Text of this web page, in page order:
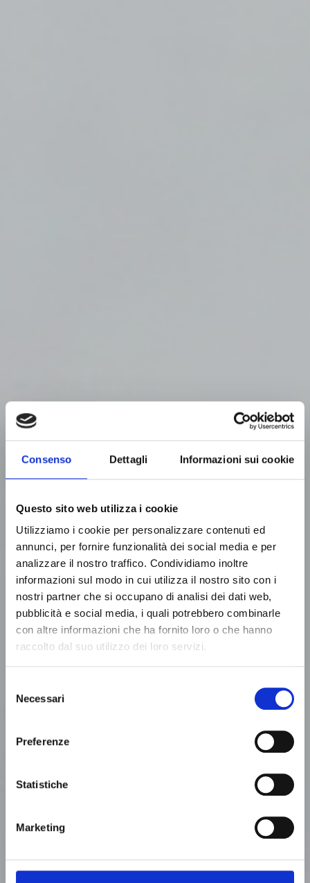
Consenso Dettagli Informazioni sui cookie
Questo sito web utilizza i cookie
Utilizziamo i cookie per personalizzare contenuti ed
annunci, per fornire funzionalità dei social media e per
analizzare il nostro traffico. Condividiamo inoltre
informazioni sul modo in cui utilizza il nostro sito con i
nostri partner che si occupano di analisi dei dati web,
pubblicità e social media, i quali potrebbero combinarle
con altre informazioni che ha fornito loro o che hanno
raccolto dal suo utilizzo dei loro servizi.
delNecessari
Preferenze
Statistiche
Marketing
Chippers
RE-HAMMER CHIPPER
– RCM
Re-hammer chipper – rcm is specifically designed
and built to reduce clean wood chips of various
dimensions into chips of a uniform dimension.
granulometric irregularities, ensuring a consistent
stages, ensuring a constant flow and superior quality
Download technical sheet